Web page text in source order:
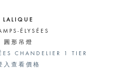
LALIQUE
ÉLYSÉES
圓形吊燈
CHANDELIER 1 TIER
入查看價格